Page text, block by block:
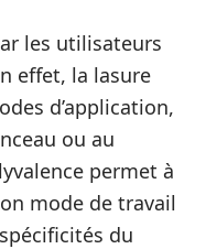
les utilisateurs
effet, la lasure
d’application,
ou au
permet à
mode de travail
du